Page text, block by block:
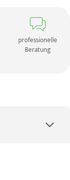
professionelle
Beratung